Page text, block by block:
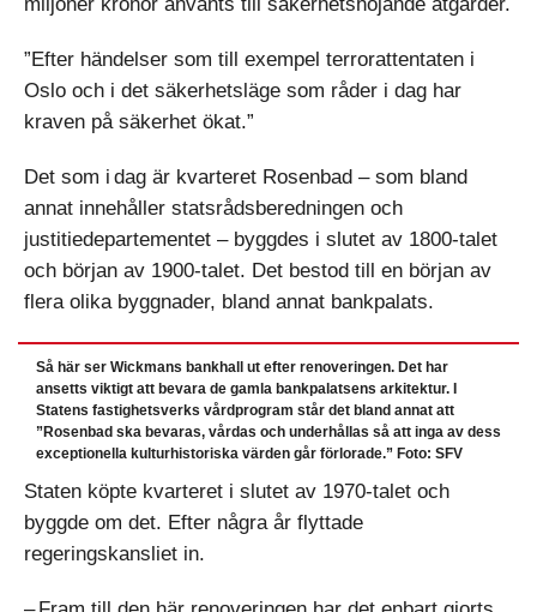
”Efter händelser som till exempel terrorattentaten i
Oslo och i det säkerhetsläge som råder i dag har
kraven på säkerhet ökat.”
Det som i dag är kvarteret Rosenbad – som bland
annat innehåller statsrådsberedningen och
justitiedepartementet – byggdes i slutet av 1800-talet
och början av 1900-talet. Det bestod till en början av
flera olika byggnader, bland annat bankpalats.
Så här ser Wickmans bankhall ut efter renoveringen. Det har
ansetts viktigt att bevara de gamla bankpalatsens arkitektur. I
Statens fastighetsverks vårdprogram står det bland annat att
”Rosenbad ska bevaras, vårdas och underhållas så att inga av dess
exceptionella kultur­historiska värden går förlorade.” Foto: SFV
Staten köpte kvarteret i slutet av 1970-talet och
byggde om det. Efter några år flyttade
regeringskansliet in.